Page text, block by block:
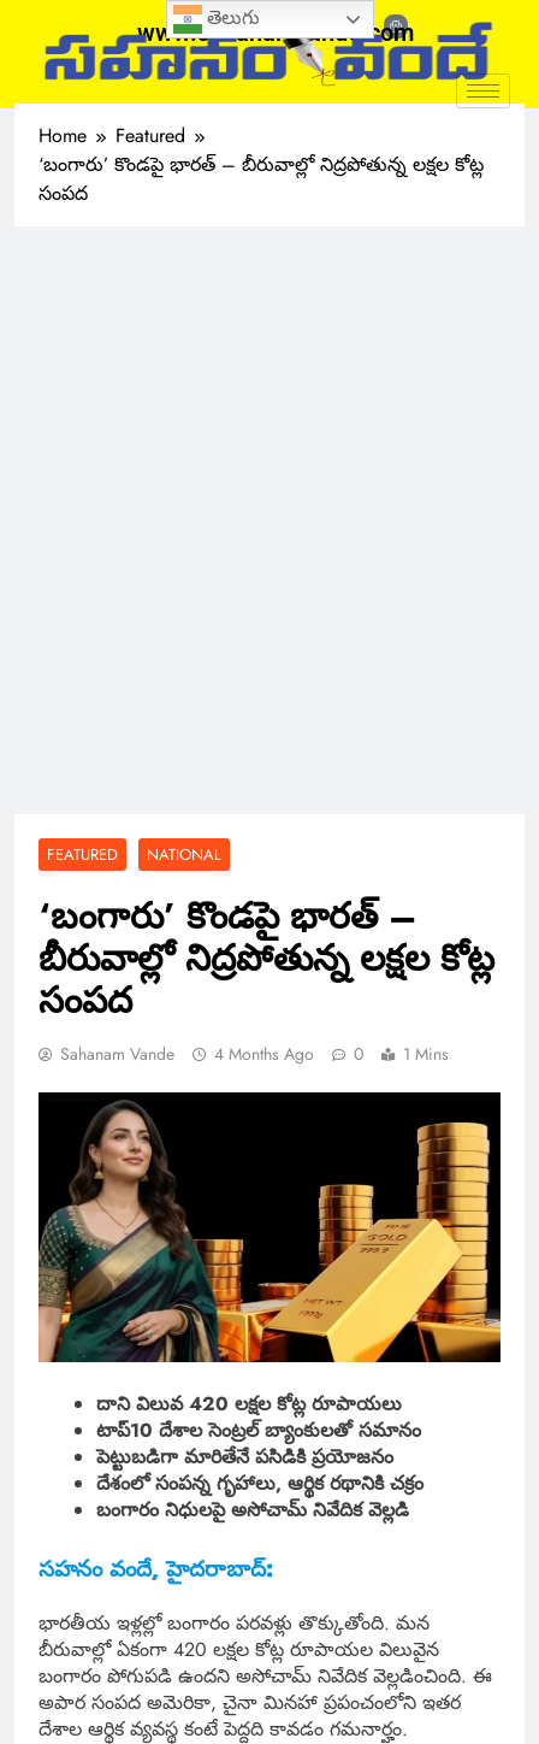
www.sahanamvande.com
Home
Featured
‘బంగారు’ కొండపై భారత్ – బీరువాల్లో నిద్రపోతున్న లక్షల కోట్ల
సంపద
FEATURED NATIONAL
‘బంగారు’ కొండపై భారత్ –
బీరువాల్లో నిద్రపోతున్న లక్షల కోట్ల
సంపద
Sahanam Vande 4 Months Ago 0 1 Mins
దాని విలువ 420 లక్షల కోట్ల రూపాయలు
టాప్10 దేశాల సెంట్రల్ బ్యాంకులతో సమానం
పెట్టుబడిగా మారితేనే పసిడికి ప్రయోజనం
దేశంలో సంపన్న గృహాలు, ఆర్థిక రథానికి చక్రం
బంగారం నిధులపై అసోచామ్ నివేదిక వెల్లడి
సహనం వందే, హైదరాబాద్:
భారతీయ ఇళ్లల్లో బంగారం పరవళ్లు తొక్కుతోంది. మన
బీరువాల్లో ఏకంగా 420 లక్షల కోట్ల రూపాయల విలువైన
బంగారం పోగుపడి ఉందని అసోచామ్ నివేదిక వెల్లడించింది. ఈ
అపార సంపద అమెరికా, చైనా మినహా ప్రపంచంలోని ఇతర
దేశాల ఆర్థిక వ్యవస్థ కంటే పెద్దది కావడం గమనార్హం.
తెలుగు